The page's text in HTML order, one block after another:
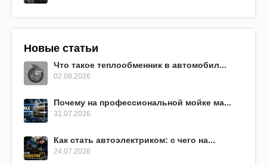
Новые статьи
Что такое теплообменник в автомобил...
02.08.2026
Почему на профессиональной мойке ма...
31.07.2026
Как стать автоэлектриком: с чего на...
24.07.2026